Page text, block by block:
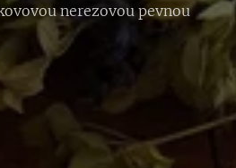
nerezovou pevnou